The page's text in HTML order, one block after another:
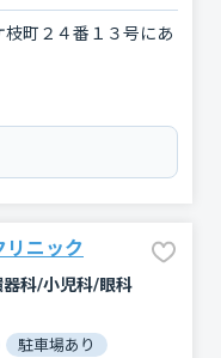
町２４番１３号にあ
リニック
科/小児科/眼科
駐車場あり